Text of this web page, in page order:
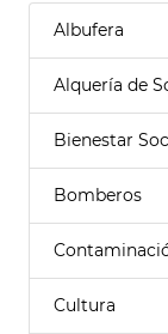
Albufera
Alquería de
Bienestar
Bomberos
Cultura